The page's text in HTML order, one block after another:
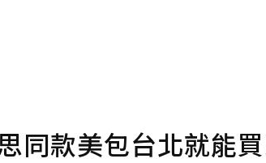
同款美包台北就能